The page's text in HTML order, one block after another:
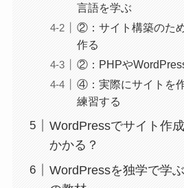
言語を学ぶ
②：サイト構築のた
作る
②：PHPや
④：実際にサイトを
練習する
WordPressでサイト作
かかる？
WordPressを独学で学